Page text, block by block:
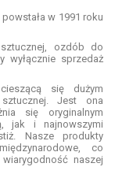
w 1991 roku
ozdób do
wyłącznie sprzedaż
się dużym
sztucznej. Jest ona
się oryginalnym
jak i najnowszymi
Nasze produkty
co
naszej